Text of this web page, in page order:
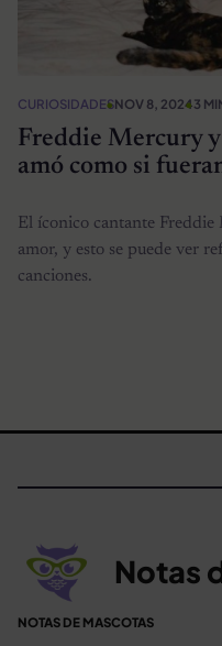
CURIOSIDADESNOV 8, 20243
Freddie Mercury y
amó como si
El íconico cantante Freddie
amor, y esto se puede ver
canciones.
Notas
NOTAS DE MASCOTAS